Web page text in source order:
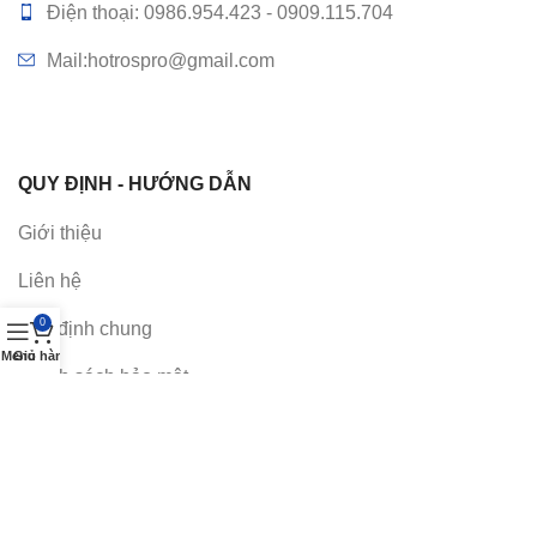
Điện thoại: 0986.954.423 - 0909.115.704
Mail:hotrospro@gmail.com
QUY ĐỊNH - HƯỚNG DẪN
Giới thiệu
Liên hệ
Quy định chung
Chính sách bảo mật
Menu
0
Giỏ hàng